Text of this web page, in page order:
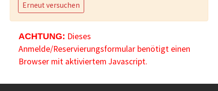
Erneut versuchen
ACHTUNG: Dieses
Anmelde/Reservierungsformular benötigt einen
Browser mit aktiviertem Javascript.